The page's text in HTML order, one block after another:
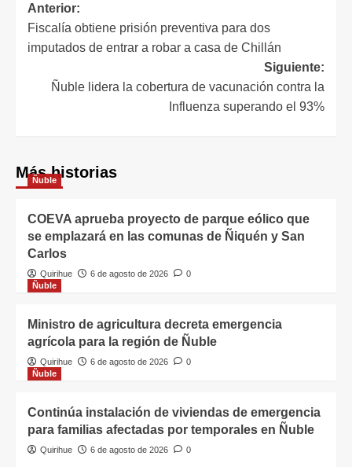
Anterior:
Fiscalía obtiene prisión preventiva para dos
imputados de entrar a robar a casa de Chillán
Siguiente:
Ñuble lidera la cobertura de vacunación contra la
Influenza superando el 93%
Más historias
Ñuble
COEVA aprueba proyecto de parque eólico que
se emplazará en las comunas de Ñiquén y San
Carlos
Quirihue 6 de agosto de 2026
0
Ñuble
Ministro de agricultura decreta emergencia
agrícola para la región de Ñuble
Quirihue 6 de agosto de 2026
0
Ñuble
Continúa instalación de viviendas de emergencia
para familias afectadas por temporales en Ñuble
Quirihue 6 de agosto de 2026 0